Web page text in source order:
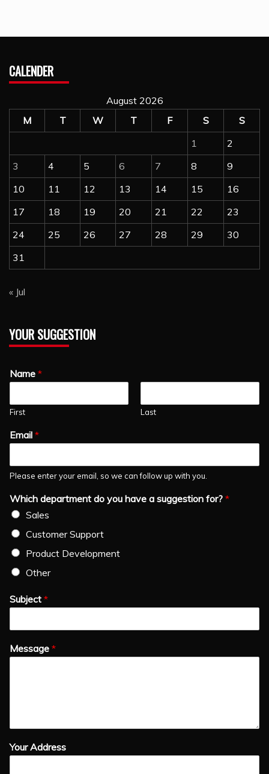
CALENDER
August 2026
M
T W T F S
S
1
2
3
4 5 6 7 8
9
10
11 12 13 14 15
16
17
18 19 20 21 22
23
24
25 26 27 28 29
30
31
« Jul
YOUR SUGGESTION
Name *
First Last
Email *
Please enter your email, so we can follow up with you.
Which department do you have a suggestion for? *
Sales
Customer Support
Product Development
Other
Subject *
Message *
Your Address